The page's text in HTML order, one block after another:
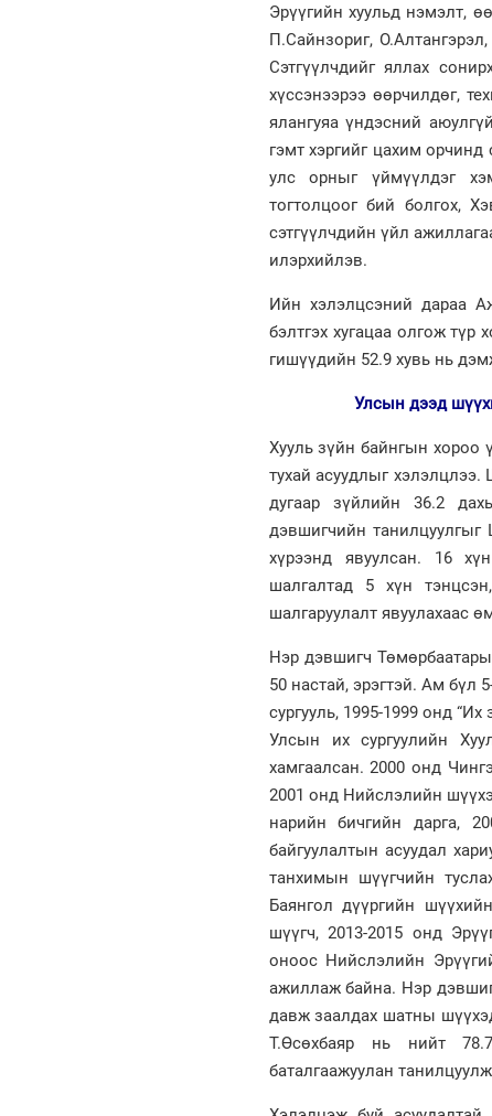
Эрүүгийн хуульд нэмэлт,
П.Сайнзориг,
Сэтгүүлчдийг яллах
хүссэнээрээ өөрчилдөг,
ялангуяа үндэсний
гэмт хэргийг цахим
улс орныг үймүүлдэг
тогтолцоог бий болгох,
сэтгүүлчдийн үйл
илэрхийлэв.
Ийн хэлэлцсэний дараа
бэлтгэх хугацаа олгож
гишүүдийн 52.9 хувь нь
Улсын дээд
Хууль зүйн байнгын хороо
тухай асуудлыг
дугаар зүйлийн 36.2
дэвшигчийн танилцуулгыг
хүрээнд явуулсан. 16
шалгалтад 5 хүн
шалгаруулалт явуулахаас
Нэр дэвшигч
50 настай, эрэгтэй. Ам бүл
сургууль, 1995-1999 онд
Улсын их сургуулийн
хамгаалсан. 2000 онд
2001 онд Нийслэлийн
нарийн бичгийн дарга,
байгуулалтын асуудал
танхимын шүүгчийн
Баянгол дүүргийн
шүүгч, 2013-2015 онд
оноос Нийслэлийн
ажиллаж байна. Нэр
давж заалдах шатны
Т.Өсөхбаяр нь нийт
баталгаажуулан